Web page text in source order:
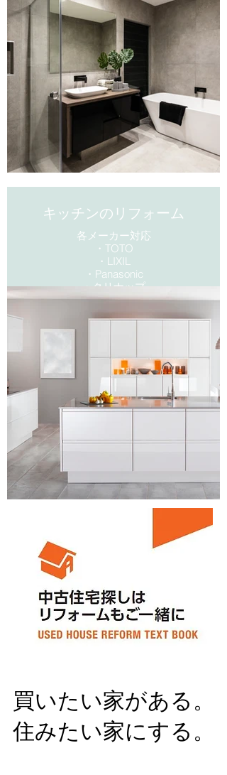
・お掃除ラクラク
・冷ヤっとしない
エコノミープラン60万円から対応
可能
キッチンのリフォーム
各メーカー対応
・TOTO
・LIXIL
・​Panasonic
・クリナップ
・Takara standard
キッチンリフォームのメリット
・節水・省エネ
エコノミープラン50万円から対応
可能
買いたい家がある。
住みたい家にする。